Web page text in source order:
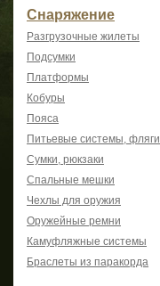
Снаряжение
Разгрузочные жилеты
Подсумки
Платформы
Кобуры
Пояса
Питьевые системы, фляги
Сумки, рюкзаки
Спальные мешки
Чехлы для оружия
Оружейные ремни
Камуфляжные системы
Браслеты из паракорда